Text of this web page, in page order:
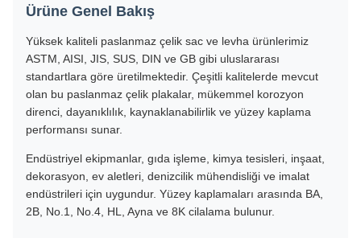
Ürüne Genel Bakış
Yüksek kaliteli paslanmaz çelik sac ve levha ürünlerimiz
ASTM, AISI, JIS, SUS, DIN ve GB gibi uluslararası
standartlara göre üretilmektedir. Çeşitli kalitelerde mevcut
olan bu paslanmaz çelik plakalar, mükemmel korozyon
direnci, dayanıklılık, kaynaklanabilirlik ve yüzey kaplama
performansı sunar.
Endüstriyel ekipmanlar, gıda işleme, kimya tesisleri, inşaat,
dekorasyon, ev aletleri, denizcilik mühendisliği ve imalat
endüstrileri için uygundur. Yüzey kaplamaları arasında BA,
2B, No.1, No.4, HL, Ayna ve 8K cilalama bulunur.